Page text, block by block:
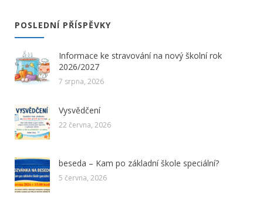
POSLEDNÍ PŘÍSPĚVKY
Informace ke stravování na nový školní rok
2026/2027
7 srpna, 2026
Vysvědčení
22 června, 2026
beseda – Kam po základní škole speciální?
5 června, 2026